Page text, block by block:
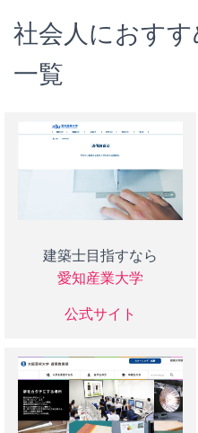
社会人におす
一覧
建築士目指すなら
愛知産業大学
公式サイト